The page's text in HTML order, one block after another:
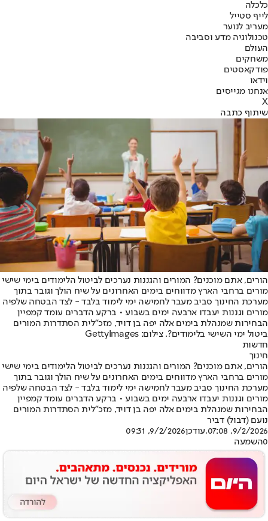
כלכלה
לייף סטייל
מעריב לנוער
טכנולוגיה מדע וסביבה
העולם
משחקים
פודקאסטים
וידאו
אנחנו מגייסים
X
שיתוף כתבה
הורים, אתם מוכנים? המורים והגננות נערכים לביטול הלימודים בימי שישי
מורים ברחבי הארץ מדווחים בימים האחרונים על שיח הולך וגובר בתוך
מערכת החינוך סביב מעבר לחמישה ימי לימוד בלבד - לצד הבטחה שלפיה
מורים וגננות יעבדו ארבעה ימים בשבוע • ברקע הדברים עומד קמפיין
הבחירות שמנהלת בימים אלה יפה בן דויד, מזכ"לית הסתדרות המורים
ביטול ימי השישי בלימודים?. צילום: GettyImages
חדשות
חינוך
הורים, אתם מוכנים? המורים והגננות נערכים לביטול הלימודים בימי שישי
מורים ברחבי הארץ מדווחים בימים האחרונים על שיח הולך וגובר בתוך
מערכת החינוך סביב מעבר לחמישה ימי לימוד בלבד - לצד הבטחה שלפיה
מורים וגננות יעבדו ארבעה ימים בשבוע • ברקע הדברים עומד קמפיין
הבחירות שמנהלת בימים אלה יפה בן דויד, מזכ"לית הסתדרות המורים
נועם (דבול) דביר
9/2/2026, 07:08
,עודכן9/2/2026, 09:31
0השמעה